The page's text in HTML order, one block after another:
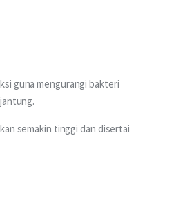
guna mengurangi bakteri
semakin tinggi dan disertai